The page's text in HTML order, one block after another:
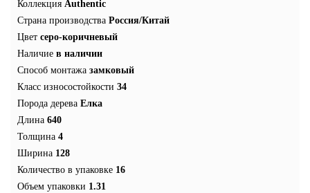
Коллекция Authentic
Страна производства Россия/Китай
Цвет серо-коричневый
Наличие в наличии
Способ монтажа замковый
Класс износостойкости 34
Порода дерева Елка
Длина 640
Толщина 4
Ширина 128
Количество в упаковке 16
Объем упаковки 1.31